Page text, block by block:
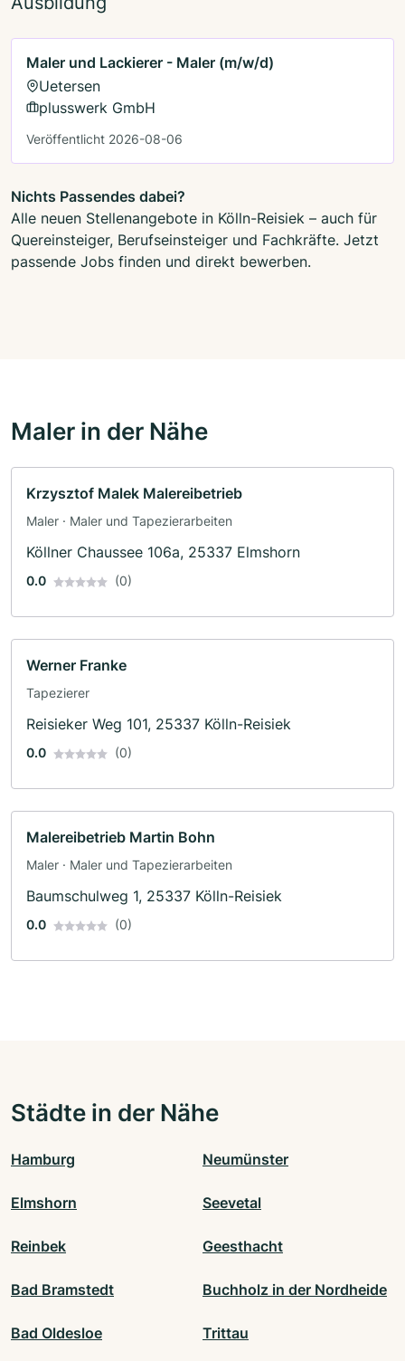
Maler und Lackierer - Maler (m/w/d)
Uetersen
plusswerk GmbH
Veröffentlicht 2026-08-06
Nichts Passendes dabei?
Alle neuen Stellenangebote in Kölln-Reisiek – auch für
Quereinsteiger, Berufseinsteiger und Fachkräfte. Jetzt
passende Jobs finden und direkt bewerben.
Maler in der Nähe
Krzysztof Malek Malereibetrieb
Maler · Maler und Tapezierarbeiten
Köllner Chaussee 106a, 25337 Elmshorn
0.0 (0)
Werner Franke
Tapezierer
Reisieker Weg 101, 25337 Kölln-Reisiek
0.0 (0)
Malereibetrieb Martin Bohn
Maler · Maler und Tapezierarbeiten
Baumschulweg 1, 25337 Kölln-Reisiek
0.0 (0)
Städte in der Nähe
Hamburg Neumünster
Elmshorn Seevetal
Reinbek Geesthacht
Bad Bramstedt Buchholz in der Nordheide
Bad Oldesloe Trittau